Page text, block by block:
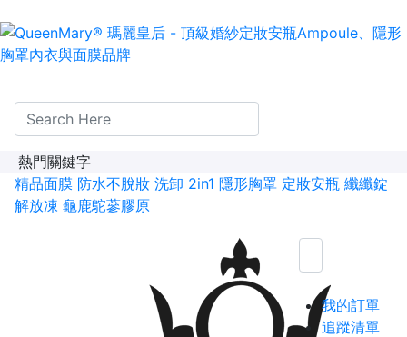
熱門關鍵字
精品面膜 防水不脫妝 洗卸 2in1 隱形胸罩 定妝安瓶 纖纖錠
解放凍 龜鹿鴕蔘膠原
我的訂單
追蹤清單